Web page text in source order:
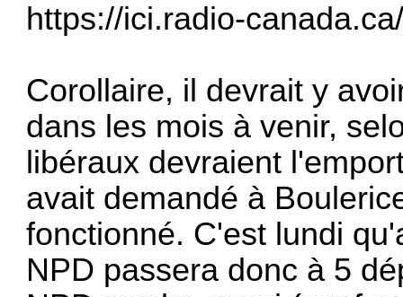
https://ici.radio-
Corollaire, il devrait y
dans les mois à venir,
libéraux devraient
avait demandé à
fonctionné. C'est lundi
NPD passera donc à 5